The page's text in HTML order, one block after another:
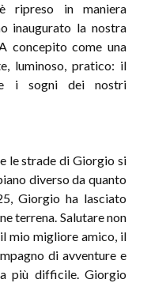
ripreso in maniera
inaugurato la nostra
concepito come una
luminoso, pratico: il
i sogni dei nostri
le strade di Giorgio si
diverso da quanto
Giorgio ha lasciato
terrena. Salutare non
mio migliore amico, il
di avventure e
più difficile. Giorgio